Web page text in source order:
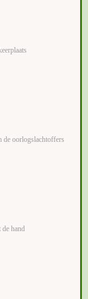
de oorlogslachtoffers
hand